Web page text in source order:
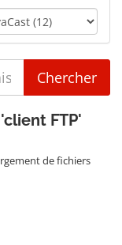
FTP'
de fichiers